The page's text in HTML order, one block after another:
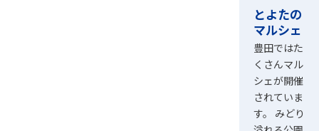
とよたの
マルシェ
豊田ではた
くさんマル
シェが開催
されていま
す。 みどり